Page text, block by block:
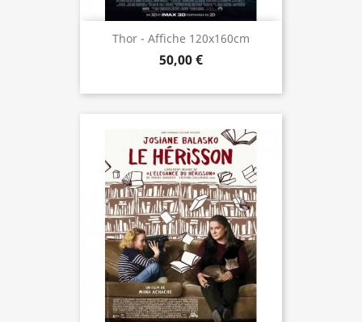
Thor - Affiche 120x160cm
50,00 €